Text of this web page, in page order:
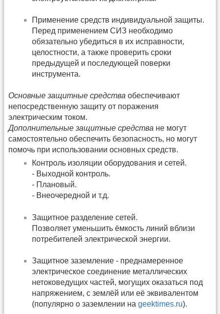
Применение средств индивидуальной защиты.
Перед применением СИЗ необходимо
обязательно убедиться в их исправности,
целостности, а также проверить сроки
предыдущей и последующей поверки
инструмента.
Основные защитные средства обеспечивают
непосредственную защиту от поражения
электрическим током.
Дополнительные защитные средства не могут
самостоятельно обеспечить безопасность, но могут
помочь при использовании основных средств.
Контроль изоляции оборудования и сетей.
- Выходной контроль.
- Плановый.
- Внеочередной и т.д.
Защитное разделение сетей.
Позволяет уменьшить ёмкость линий вблизи
потребителей электрической энергии.
Защитное заземление - преднамеренное
электрическое соединение металлических
нетоковедущих частей, могущих оказаться под
напряжением, с землёй или её эквивалентом
(популярно о заземлении на geektimes.ru).